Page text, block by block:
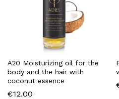
A20 Moisturizing oil for the
body and the hair with
coconut essence
€12.00